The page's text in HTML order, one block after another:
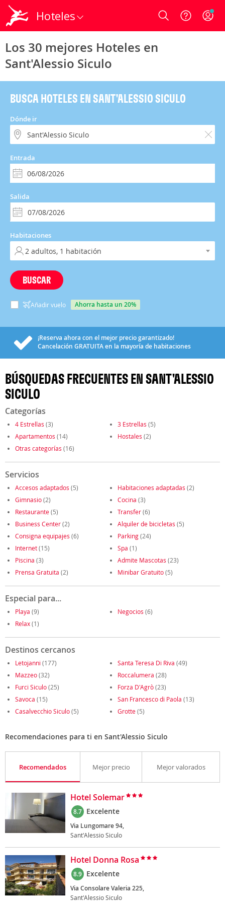
Hoteles Login
Los 30 mejores Hoteles en
Sant'Alessio Siculo
BUSCA HOTELES EN SANT'ALESSIO SICULO
Dónde ir
Entrada
Salida
Habitaciones
BUSCAR
Añadir vuelo ahorra hasta un 20%
¡Reserva ahora con el mejor precio garantizado!
Cancelación GRATUITAen la mayoría de habitaciones
BÚSQUEDAS FRECUENTES EN SANT'ALESSIO
SICULO
Categorías
4 Estrellas (3) 3 Estrellas (5)
Apartamentos (14) Hostales (2)
Otras categorías (16)
Servicios
Accesos adaptados (5) Habitaciones adaptadas (2)
Gimnasio(2) Cocina (3)
Restaurante(5) Transfer(6)
Business Center(2) Alquiler de bicicletas (5)
Consigna equipajes (6) Parking(24)
Internet(15) Spa (1)
Piscina (3) Admite Mascotas (23)
Prensa Gratuita (2) Minibar Gratuito(5)
Especial para...
Playa (9) Negocios (6)
Relax(1)
Destinos cercanos
Letojanni (177) Santa Teresa Di Riva (49)
Mazzeo(32) Roccalumera (28)
Furci Siculo(25) Forza D'Agrò(23)
Savoca (15) San Francesco di Paola (13)
Casalvecchio Siculo(5) Grotte(5)
Recomendaciones para ti en Sant'Alessio Siculo
Recomendados Mejor precio Mejor valorados
Hotel Solemar
8.7 Excelente
Via Lungomare 94,
Sant'Alessio Siculo
Hotel Donna Rosa
8.9 Excelente
Via Consolare Valeria 225,
Sant'Alessio Siculo